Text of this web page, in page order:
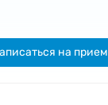
на прием